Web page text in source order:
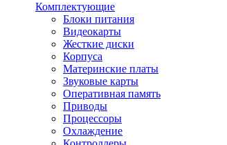
Комплектующие
Блоки питания
Видеокарты
Жесткие диски
Корпуса
Материнские платы
Звуковые карты
Оперативная память
Приводы
Процессоры
Охлаждение